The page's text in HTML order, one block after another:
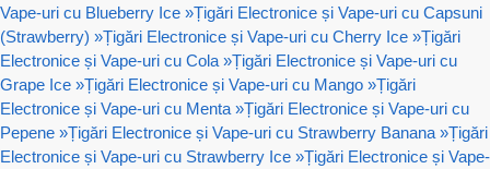
Vape-uri cu Blueberry Ice »Țigări Electronice și Vape-uri cu Capsuni
(Strawberry) »Țigări Electronice și Vape-uri cu Cherry Ice »Țigări
Electronice și Vape-uri cu Cola »Țigări Electronice și Vape-uri cu
Grape Ice »Țigări Electronice și Vape-uri cu Mango »Țigări
Electronice și Vape-uri cu Menta »Țigări Electronice și Vape-uri cu
Pepene »Țigări Electronice și Vape-uri cu Strawberry Banana »Țigări
Electronice și Vape-uri cu Strawberry Ice »Țigări Electronice și Vape-